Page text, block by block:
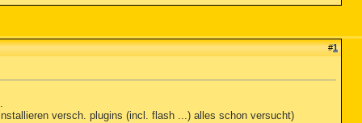
#1
versch. plugins (incl. flash ...) alles schon versucht)